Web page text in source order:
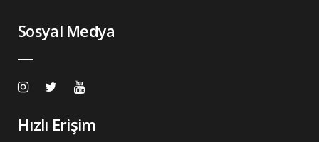
Sosyal Medya
Hızlı Erişim